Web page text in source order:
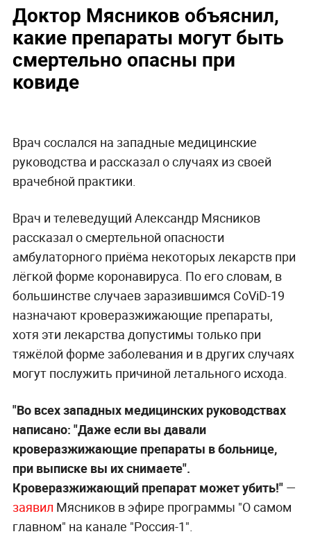
Доктор Мясников объяснил,
какие препараты могут быть
смертельно опасны при
ковиде
Врач сослался на западные медицинские
руководства и рассказал о случаях из своей
врачебной практики.
Врач и телеведущий Александр Мясников
рассказал о смертельной опасности
амбулаторного приёма некоторых лекарств при
лёгкой форме коронавируса. По его словам, в
большинстве случаев заразившимся CoViD-19
назначают кроверазжижающие препараты,
хотя эти лекарства допустимы только при
тяжёлой форме заболевания и в других случаях
могут послужить причиной летального исхода.
"Во всех западных медицинских руководствах
написано: "Даже если вы давали
кроверазжижающие препараты в больнице,
при выписке вы их снимаете".
Кроверазжижающий препарат может убить!"—
заявил Мясников в эфире программы "О самом
главном" на канале "Россия-1".